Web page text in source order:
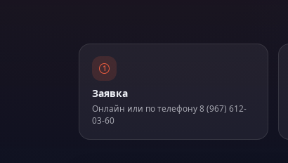
Заявка
Онлайн или по телефону 8 (967) 612-
03-60